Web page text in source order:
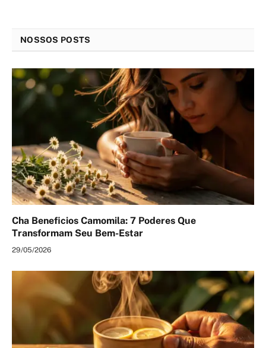
NOSSOS POSTS
Cha Beneficios Camomila: 7 Poderes Que
Transformam Seu Bem-Estar
29/05/2026